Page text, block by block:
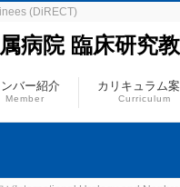
(DiRECT)
病院 臨床研究
ンバー紹介
Member
カリキュラム
Curriculum